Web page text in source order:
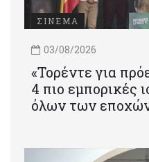
ΣΙΝΕΜΑ
03/08/2026
«Τορέντε για
4 πιο εμπορικές
όλων των